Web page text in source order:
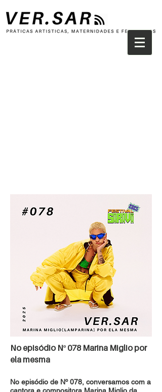
No episódio Nº 078 Marina Miglio por
ela mesma
No episódio de Nº 078, conversamos com a